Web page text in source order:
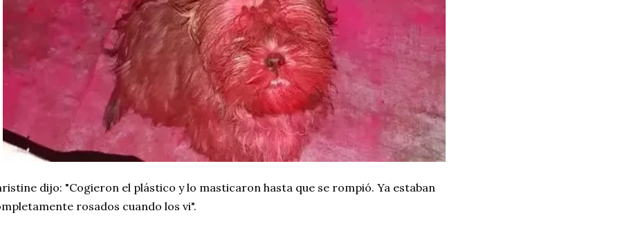
dijo: "Cogieron el plástico y lo masticaron hasta que se rompió. Ya estaban
rosados cuando los vi".